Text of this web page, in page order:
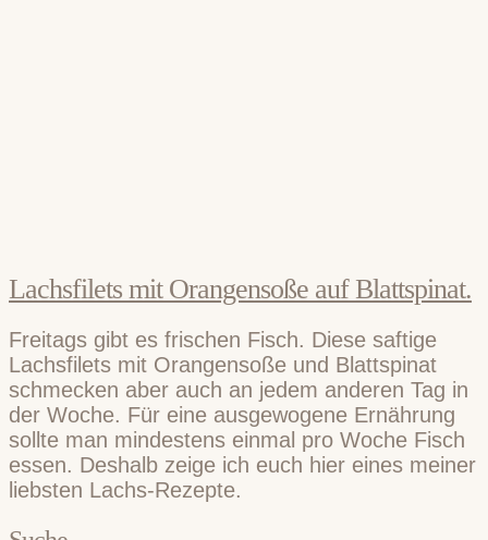
Lachsfilets mit Orangensoße auf Blattspinat.
Freitags gibt es frischen Fisch. Diese saftige
Lachsfilets mit Orangensoße und Blattspinat
schmecken aber auch an jedem anderen Tag in
der Woche. Für eine ausgewogene Ernährung
sollte man mindestens einmal pro Woche Fisch
essen. Deshalb zeige ich euch hier eines meiner
liebsten Lachs-Rezepte.